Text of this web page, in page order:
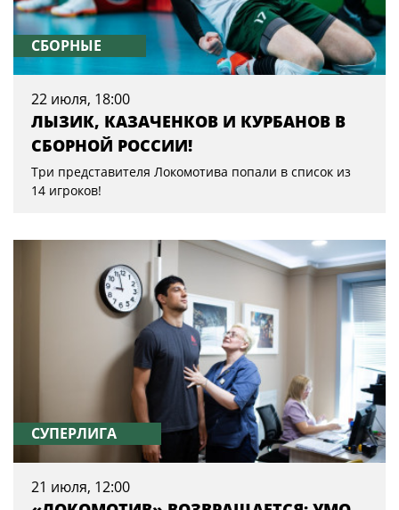
СБОРНЫЕ
22 июля, 18:00
ЛЫЗИК, КАЗАЧЕНКОВ И КУРБАНОВ В
СБОРНОЙ РОССИИ!
Три представителя Локомотива попали в список из
14 игроков!
СУПЕРЛИГА
21 июля, 12:00